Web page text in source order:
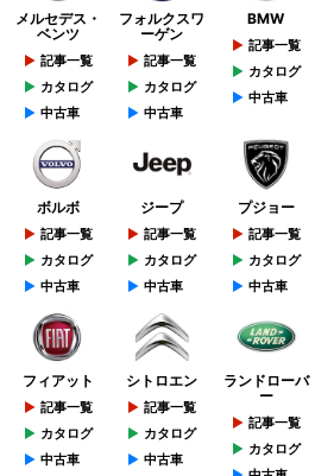
メルセデス・
ベンツ
記事一覧
カタログ
中古車
フォルクスワ
ーゲン
記事一覧
カタログ
中古車
BMW
記事一覧
カタログ
中古車
ボルボ
記事一覧
カタログ
中古車
ジープ
記事一覧
カタログ
中古車
プジョー
記事一覧
カタログ
中古車
フィアット
記事一覧
カタログ
中古車
シトロエン
記事一覧
カタログ
中古車
ランドローバ
ー
記事一覧
カタログ